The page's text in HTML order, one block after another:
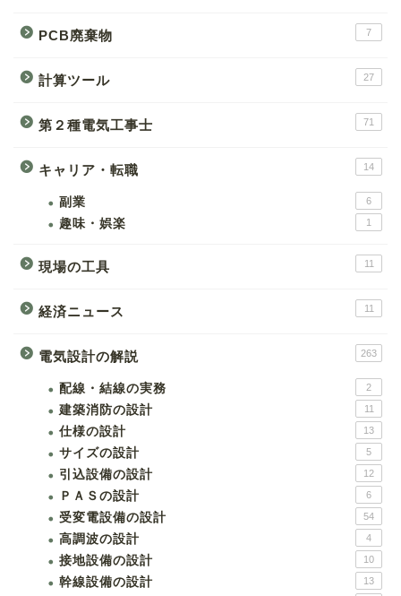
PCB廃棄物 7
計算ツール 27
第２種電気工事士 71
キャリア・転職 14
副業 6
趣味・娯楽 1
現場の工具 11
経済ニュース 11
電気設計の解説 263
配線・結線の実務 2
建築消防の設計 11
仕様の設計 13
サイズの設計 5
引込設備の設計 12
ＰＡＳの設計 6
受変電設備の設計 54
高調波の設計 4
接地設備の設計 10
幹線設備の設計 13